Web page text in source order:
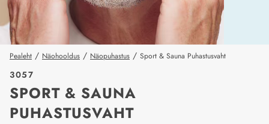
Pealeht / Näohooldus / Näopuhastus / Sport & Sauna Puhastusvaht
3057
SPORT & SAUNA
PUHASTUSVAHT